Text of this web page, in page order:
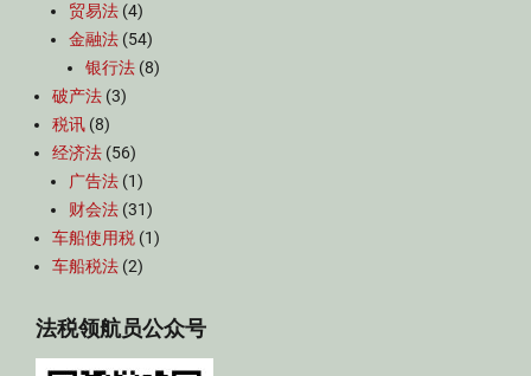
贸易法 (4)
金融法 (54)
银行法 (8)
破产法 (3)
税讯 (8)
经济法 (56)
广告法 (1)
财会法 (31)
车船使用税 (1)
车船税法 (2)
法税领航员公众号